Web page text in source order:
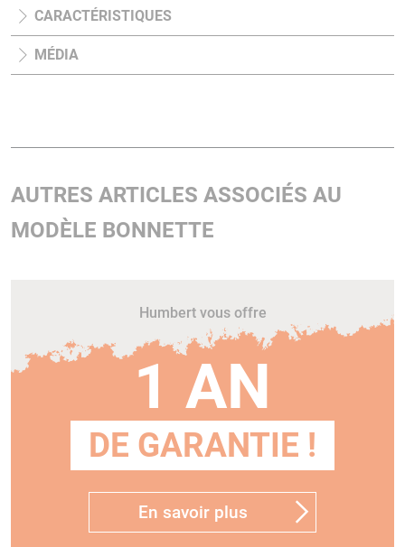
CARACTÉRISTIQUES
MÉDIA
AUTRES ARTICLES ASSOCIÉS AU
MODÈLE BONNETTE
Humbert vous offre
1 AN
DE GARANTIE !
En savoir plus